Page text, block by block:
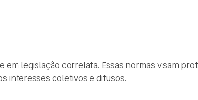
e em legislação correlata. Essas normas visam
interesses coletivos e difusos.